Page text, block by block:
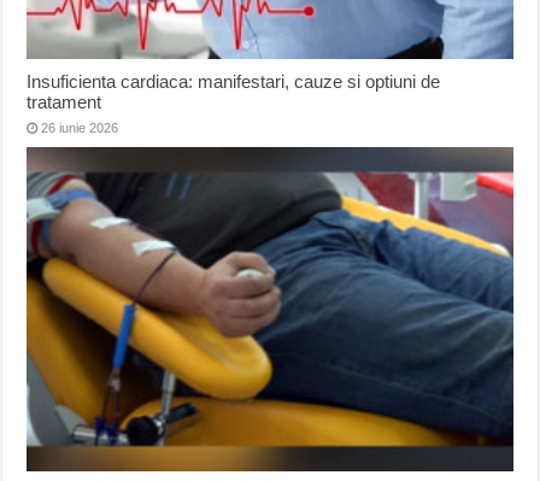
Insuficienta cardiaca: manifestari, cauze si optiuni de
tratament
26 iunie 2026